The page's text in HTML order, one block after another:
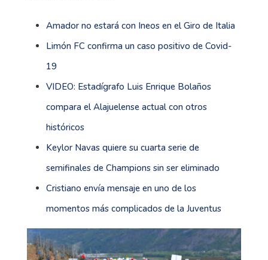
Amador no estará con Ineos en el Giro de Italia
Limón FC confirma un caso positivo de Covid-
19
VIDEO: Estadígrafo Luis Enrique Bolaños
compara el Alajuelense actual con otros
históricos
Keylor Navas quiere su cuarta serie de
semifinales de Champions sin ser eliminado
Cristiano envía mensaje en uno de los
momentos más complicados de la Juventus